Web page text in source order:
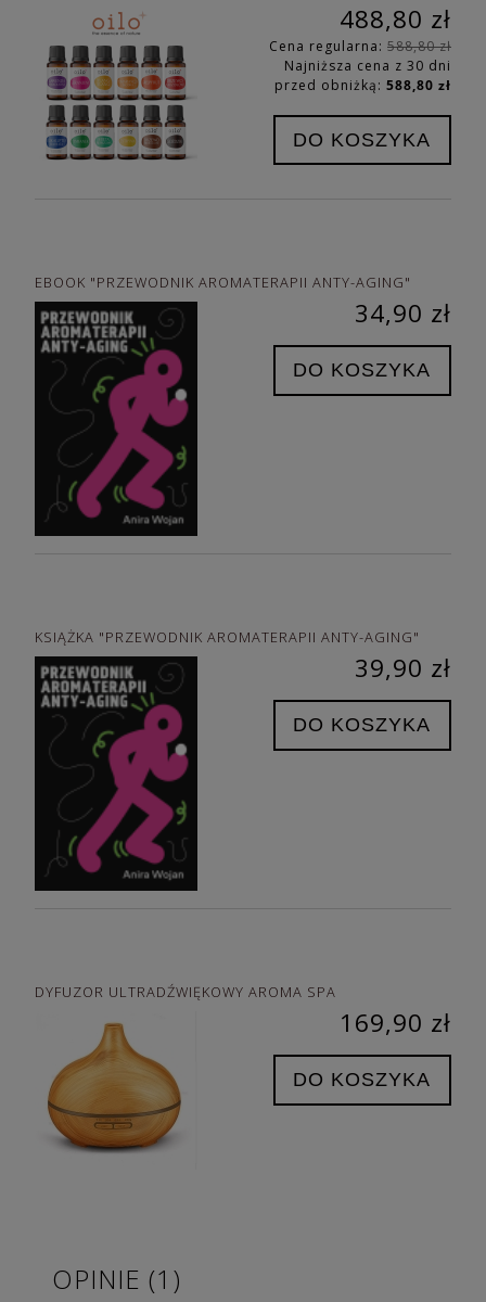
488,80 zł
Cena regularna: 588,80 zł
Najniższa cena z 30 dni
przed obniżką: 588,80 zł
DO KOSZYKA
EBOOK "PRZEWODNIK AROMATERAPII ANTY-AGING"
34,90 zł
DO KOSZYKA
KSIĄŻKA "PRZEWODNIK AROMATERAPII ANTY-AGING"
39,90 zł
DO KOSZYKA
DYFUZOR ULTRADŹWIĘKOWY AROMA SPA
169,90 zł
DO KOSZYKA
OPINIE (1)